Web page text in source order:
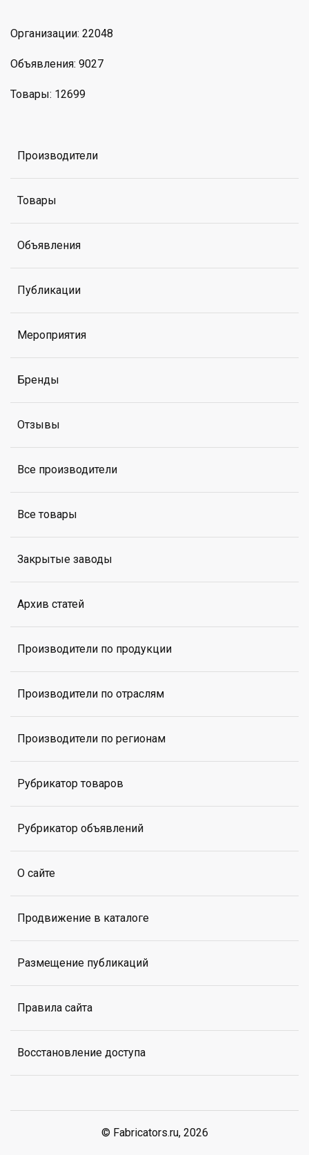
Организации: 22048
Объявления: 9027
Товары: 12699
Производители
Товары
Объявления
Публикации
Мероприятия
Бренды
Отзывы
Все производители
Все товары
Закрытые заводы
Архив статей
Производители по продукции
Производители по отраслям
Производители по регионам
Рубрикатор товаров
Рубрикатор объявлений
О сайте
Продвижение в каталоге
Размещение публикаций
Правила сайта
Восстановление доступа
© Fabricators.ru, 2026